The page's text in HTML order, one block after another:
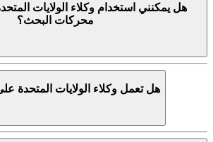
هل يمكنني استخدام وكلاء الولايات
محركات البحث؟
هل تعمل وكلاء الولايات المتحدة